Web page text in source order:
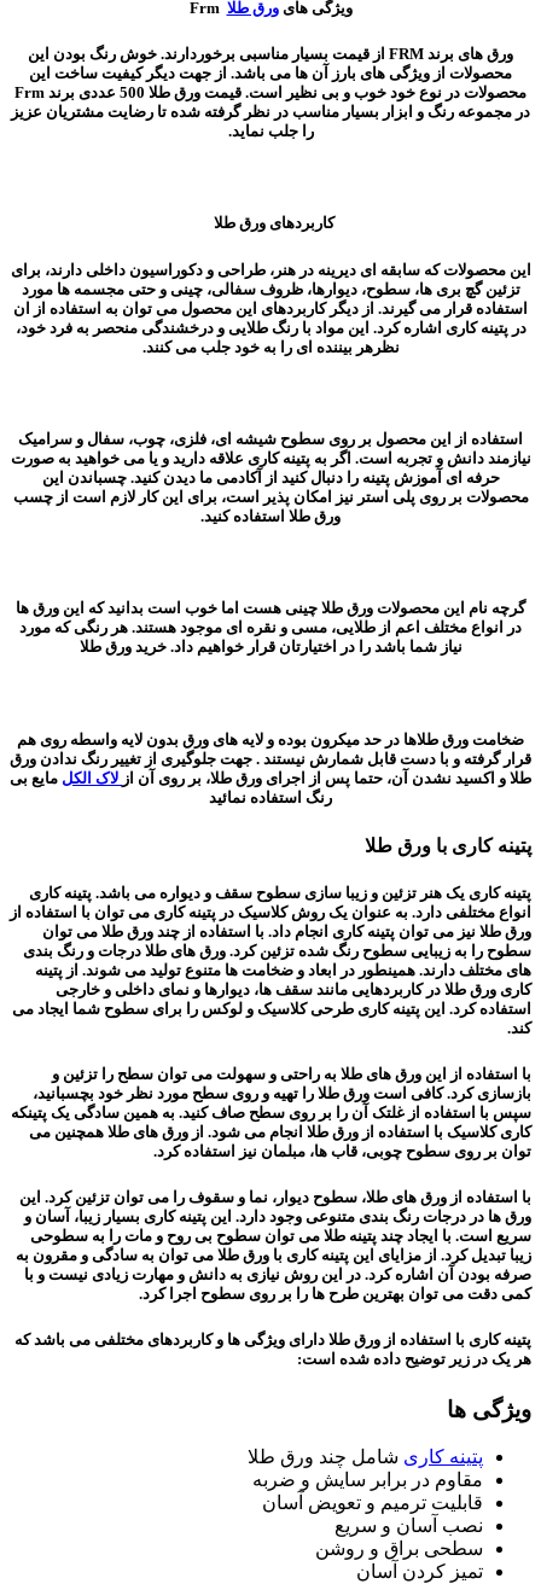
ویژگی هایورق طلا
ورق های برند FRM از قیمت بسیار مناسبی برخوردارند. خوش رنگ بودن این
محصولات از ویژگی های بارز آن ها می باشد. از جهت دیگر کیفیت ساخت این
محصولات در نوع خود خوب و بی نظیر است. قیمت ورق طلا 500 عددی برند Frm
در مجموعه رنگ و ابزار بسیار مناسب در نظر گرفته شده تا رضایت مشتریان عزیز
را جلب نماید.
کاربردهای ورق طلا
این محصولات که سابقه ای دیرینه در هنر، طراحی و دکوراسیون داخلی دارند، برای
تزئین گچ بری ها، سطوح، دیوارها، ظروف سفالی، چینی و حتی مجسمه ها مورد
استفاده قرار می گیرند. از دیگر کاربردهای این محصول می توان به استفاده از ان
در پتینه کاری اشاره کرد. این مواد با رنگ طلایی و درخشندگی منحصر به فرد خود،
نظرهر بیننده ای را به خود جلب می کنند.
استفاده از این محصول بر روی سطوح شیشه ای، فلزی، چوب، سفال و سرامیک
نیازمند دانش و تجربه است. اگر به پتینه کاری علاقه دارید و یا می خواهید به صورت
حرفه ای آموزش پتینه را دنبال کنید از آکادمی ما دیدن کنید. چسباندن این
محصولات بر روی پلی استر نیز امکان پذیر است، برای این کار لازم است از چسب
ورق طلا استفاده کنید.
گرچه نام این محصولات ورق طلا چینی هست اما خوب است بدانید که این ورق ها
در انواع مختلف اعم از طلایی، مسی و نقره ای موجود هستند. هر رنگی که مورد
نیاز شما باشد را در اختیارتان قرار خواهیم داد. خرید ورق طلا
ضخامت ورق طلاها در حد میکرون بوده و لایه های ورق بدون لایه واسطه روی هم
قرار گرفته و با دست قابل شمارش نیستند . جهت جلوگیری از تغییر رنگ ندادن ورق
طلا و اکسید نشدن آن، حتما پس از اجرای ورق طلا، بر روی آن از لاک الکل مایع بی
رنگ استفاده نمائید
پتینه کاری با ورق طلا
پتینه کاری یک هنر تزئین و زیبا سازی سطوح سقف و دیواره می باشد. پتینه کاری
انواع مختلفی دارد. به عنوان یک روش کلاسیک در پتینه کاری می توان با استفاده از
ورق طلا نیز می توان پتینه کاری انجام داد. با استفاده از چند ورق طلا می توان
سطوح را به زیبایی سطوح رنگ شده تزئین کرد. ورق های طلا درجات و رنگ بندی
های مختلف دارند. همینطور در ابعاد و ضخامت ها متنوع تولید می شوند. از پتینه
کاری ورق طلا در کاربردهایی مانند سقف ها، دیوارها و نمای داخلی و خارجی
استفاده کرد. این پتینه کاری طرحی کلاسیک و لوکس را برای سطوح شما ایجاد می
کند.
با استفاده از این ورق های طلا به راحتی و سهولت می توان سطح را تزئین و
بازسازی کرد. کافی است ورق طلا را تهیه و روی سطح مورد نظر خود بچسبانید،
سپس با استفاده از غلتک آن را بر روی سطح صاف کنید. به همین سادگی یک پتینکه
کاری کلاسیک با استفاده از ورق طلا انجام می شود. از ورق های طلا همچنین می
توان بر روی سطوح چوبی، قاب ها، مبلمان نیز استفاده کرد.
با استفاده از ورق های طلا، سطوح دیوار، نما و سقوف را می توان تزئین کرد. این
ورق ها در درجات رنگ بندی متنوعی وجود دارد. این پتینه کاری بسیار زیبا، آسان و
سریع است. با ایجاد چند پتینه طلا می توان سطوح بی روح و مات را به سطوحی
زیبا تبدیل کرد. از مزایای این پتینه کاری با ورق طلا می توان به سادگی و مقرون به
صرفه بودن آن اشاره کرد. در این روش نیازی به دانش و مهارت زیادی نیست و با
کمی دقت می توان بهترین طرح ها را بر روی سطوح اجرا کرد.
پتینه کاری با استفاده از ورق طلا دارای ویژگی ها و کاربردهای مختلفی می باشد که
هر یک در زیر توضیح داده شده است:
ویژگی ها
پتینه کاری شامل چند ورق طلا
مقاوم در برابر سایش و ضربه
قابلیت ترمیم و تعویض آسان
نصب آسان و سریع
سطحی براق و روشن
تمیز کردن آسان